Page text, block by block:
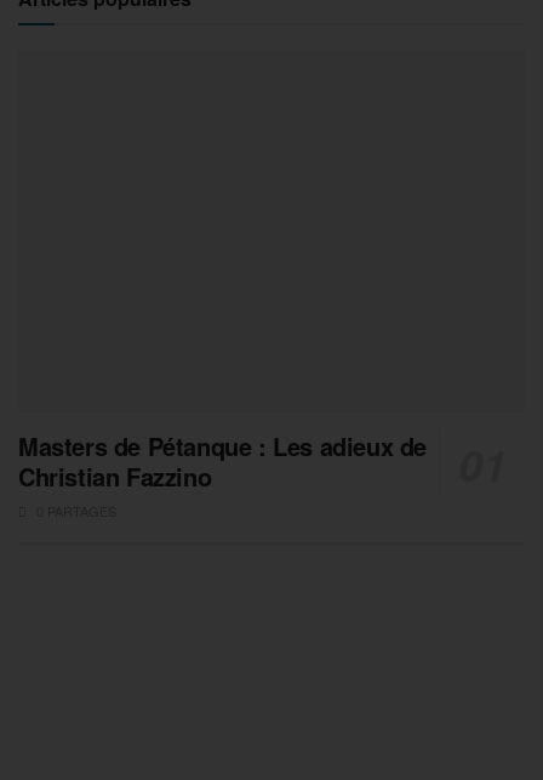
Masters de Pétanque : Les adieux de
Christian Fazzino